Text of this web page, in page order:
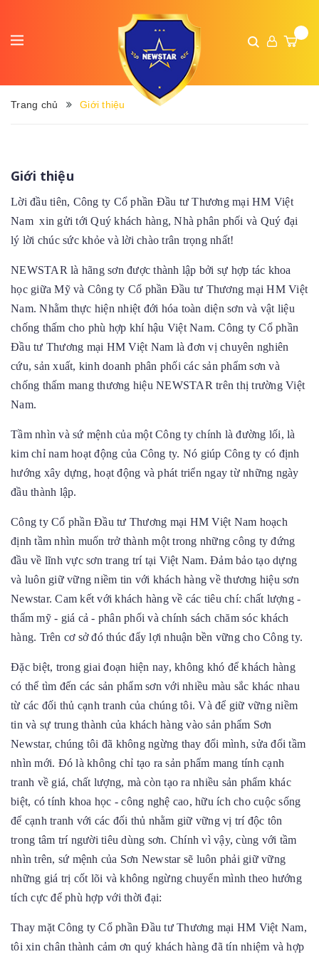
Trang chủ Giới thiệu
Giới thiệu
Lời đầu tiên, Công ty Cổ phần Đầu tư Thương mại HM Việt
Namxin gửi tới Quý khách hàng, Nhà phân phối và Quý đại
lý lời chúc sức khỏe và lời chào trân trọng nhất!
NEWSTAR là hãng sơn được thành lập bởi sự hợp tác khoa
học giữa Mỹ và Công ty Cổ phần Đầu tư Thương mại HM Việt
Nam. Nhằm thực hiện nhiệt đới hóa toàn diện sơn và vật liệu
chống thấm cho phù hợp khí hậu Việt Nam. Công ty Cổ phần
Đầu tư Thương mại HM Việt Nam là đơn vị chuyên nghiên
cứu, sản xuất, kinh doanh phân phối các sản phẩm sơn và
chống thấm mang thương hiệu NEWSTAR trên thị trường Việt
Nam.
Tầm nhìn và sứ mệnh của một Công ty chính là đường lối, là
kim chỉ nam hoạt động của Công ty. Nó giúp Công ty có định
hướng xây dựng, hoạt động và phát triển ngay từ những ngày
đầu thành lập.
Công ty Cổ phần Đầu tư Thương mại HM Việt Nam hoạch
định tầm nhìn muốn trở thành một trong những công ty đứng
đầu về lĩnh vực sơn trang trí tại Việt Nam. Đảm bảo tạo dựng
và luôn giữ vững niềm tin với khách hàng về thương hiệu sơn
Newstar. Cam kết với khách hàng về các tiêu chí: chất lượng -
thẩm mỹ - giá cả - phân phối và chính sách chăm sóc khách
hàng. Trên cơ sở đó thúc đẩy lợi nhuận bền vững cho Công ty.
Đặc biệt, trong giai đoạn hiện nay, không khó để khách hàng
có thể tìm đến các sản phẩm sơn với nhiều màu sắc khác nhau
từ các đối thủ cạnh tranh của chúng tôi. Và để giữ vững niềm
tin và sự trung thành của khách hàng vào sản phẩm Sơn
Newstar, chúng tôi đã không ngừng thay đổi mình, sửa đổi tầm
nhìn mới. Đó là không chỉ tạo ra sản phẩm mang tính cạnh
tranh về giá, chất lượng, mà còn tạo ra nhiều sản phẩm khác
biệt, có tính khoa học - công nghệ cao, hữu ích cho cuộc sống
để cạnh tranh với các đối thủ nhằm giữ vững vị trí độc tôn
trong tâm trí người tiêu dùng sơn. Chính vì vậy, cùng với tầm
nhìn trên, sứ mệnh của Sơn Newstar sẽ luôn phải giữ vững
những giá trị cốt lõi và không ngừng chuyển mình theo hướng
tích cực để phù hợp với thời đại:
Thay mặt Công ty Cổ phần Đầu tư Thương mại HM Việt Nam,
tôi xin chân thành cảm ơn quý khách hàng đã tín nhiệm và hợp